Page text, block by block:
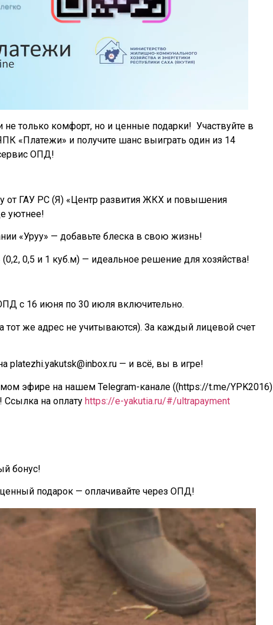
только комфорт, но и ценные подарки! Участвуйте в
«Платежи» и получите шанс выиграть один из 14
ОПД!
от ГАУ РС (Я) «Центр развития ЖКХ и повышения
уютнее!
«Уруу» — добавьте блеска в свою жизнь!
0,5 и 1 куб.м) — идеальное решение для хозяйства!
с 16 июня по 30 июля включительно.
тот же адрес не учитываются). За каждый лицевой счет
platezhi.yakutsk@inbox.ru — и всё, вы в игре!
эфире на нашем Telegram-канале ((https://t.me/YPK2016)
Ссылка на оплату https://e-yakutia.ru/#/ultrapayment
бонус!
подарок — оплачивайте через ОПД!